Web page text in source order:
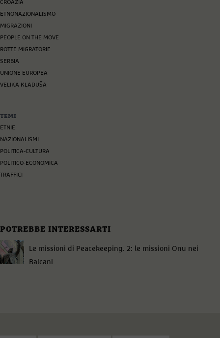
CROAZIA
ETNONAZIONALISMO
MIGRAZIONI
PEOPLE ON THE MOVE
ROTTE MIGRATORIE
SERBIA
UNIONE EUROPEA
VELIKA KLADUŠA
TEMI
ETNIE
NAZIONALISMI
POLITICA-CULTURA
POLITICO-ECONOMICA
TRAFFICI
POTREBBE INTERESSARTI
Le missioni di Peacekeeping. 2: le missioni Onu nei
Balcani